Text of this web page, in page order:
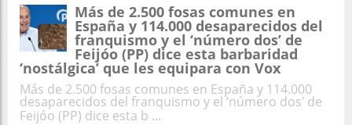
Más de 2.500 fosas comunes en
España y 114.000 desaparecidos del
franquismo y el ‘número dos’ de
Feijóo (PP) dice esta barbaridad
‘nostálgica’ que les equipara con Vox
Más de 2.500 fosas comunes en España y 114.000
desaparecidos del franquismo y el ‘número dos’ de
Feijóo (PP) dice esta b ...